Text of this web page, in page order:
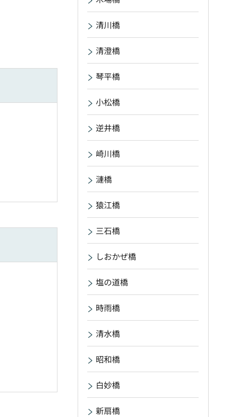
清川橋
清澄橋
琴平橋
小松橋
逆井橋
崎川橋
漣橋
猿江橋
三石橋
しおかぜ橋
塩の道橋
時雨橋
清水橋
昭和橋
白妙橋
新扇橋